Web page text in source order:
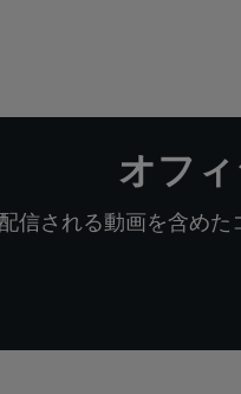
オフ
信される動画を含め